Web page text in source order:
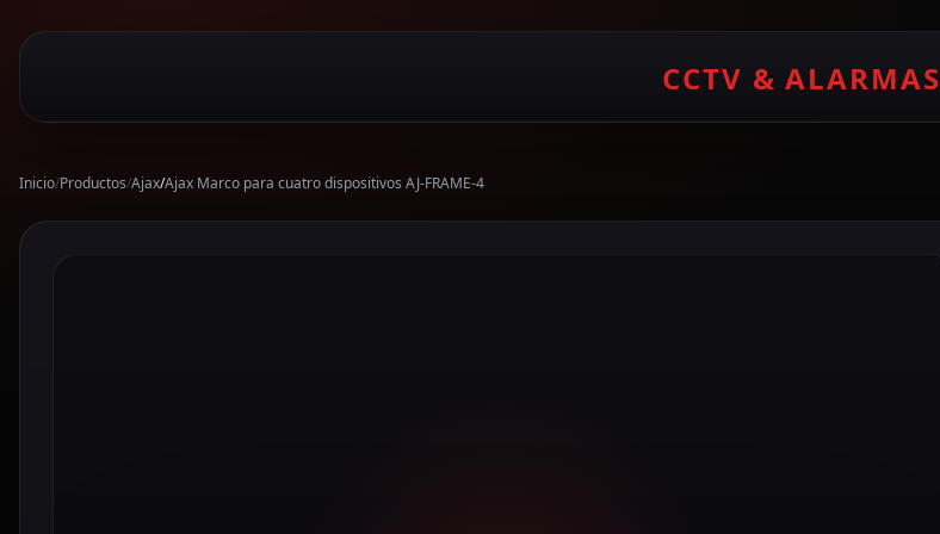
CCTV & ALARMAS
Inicio/Productos/Ajax/Ajax Marco para cuatro dispositivos AJ-FRAME-4